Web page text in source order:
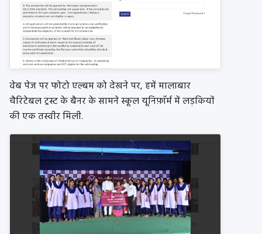
वेब पेज पर फोटो एल्बम को देखने पर, हमें मालाबार
चैरिटेबल ट्रस्ट के बैनर के सामने स्कूल यूनिफ़ॉर्म में लड़कियों
की एक तस्वीर मिली.